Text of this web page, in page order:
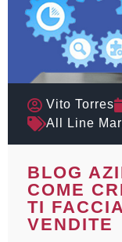
Vito Torres
All Line
BLOG
COME
TI
VENDITE